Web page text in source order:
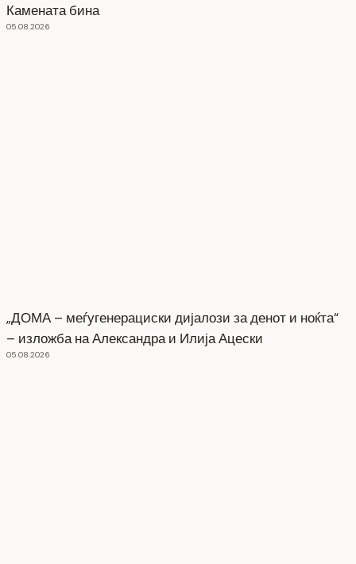
Камената бина
05.08.2026
„ДОМА – меѓугенерациски дијалози за денот и ноќта“
– изложба на Александра и Илија Ацески
05.08.2026